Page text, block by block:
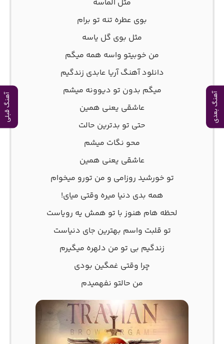
آهنگ بعدی آهنگ قبلی
مثل الماسه
بوی عطره تنه تو برام
مثل بوی گل یاسه
من خوبیتو واسه همه میگم
دانلود آهنگ آریا عابدی زندگیم
میگم بدون تو دیوونه میشم
عاشقی یعنی همین
حتی تو بدترین حالت
محو نگات میشم
عاشقی یعنی همین
تو خورشید روزامی و من تورو میخوام
همه بدی دنیا میره وقتی میای!
لحظه هام هنوز با تو همش یه رویاست
تو قلبت واسم بهترین جای دنیاست
زندگیم بی تو من دلهره میگیرم
چرا وقتی غمگین بودی
من حالتو نفهمیدم